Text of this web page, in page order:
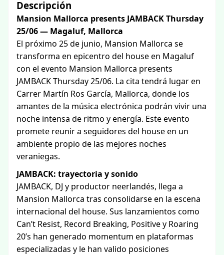
Descripción
Mansion Mallorca presents JAMBACK Thursday
25/06 — Magaluf, Mallorca
El próximo 25 de junio, Mansion Mallorca se
transforma en epicentro del house en Magaluf
con el evento Mansion Mallorca presents
JAMBACK Thursday 25/06. La cita tendrá lugar en
Carrer Martín Ros García, Mallorca, donde los
amantes de la música electrónica podrán vivir una
noche intensa de ritmo y energía. Este evento
promete reunir a seguidores del house en un
ambiente propio de las mejores noches
veraniegas.
JAMBACK: trayectoria y sonido
JAMBACK, DJ y productor neerlandés, llega a
Mansion Mallorca tras consolidarse en la escena
internacional del house. Sus lanzamientos como
Can’t Resist, Record Breaking, Positive y Roaring
20’s han generado momentum en plataformas
especializadas y le han valido posiciones